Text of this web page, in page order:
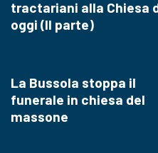
tractariani alla Chiesa
oggi (II parte)
La Bussola stoppa il
funerale in chiesa del
massone